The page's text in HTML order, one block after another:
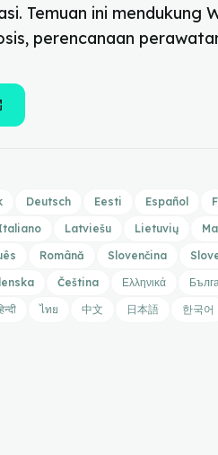
Temuan ini mendukung
perencanaan
Deutsch Eesti Español
Latviešu Lietuvių
Română Slovenčina
Čeština Ελληνικά
ไทย 中文 日本語 한국어